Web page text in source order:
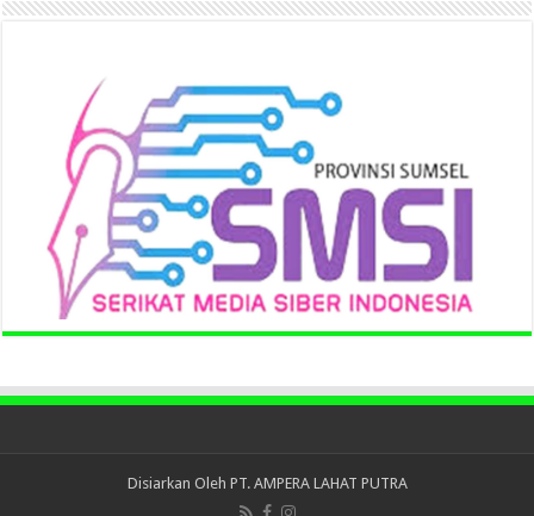
Disiarkan Oleh PT. AMPERA LAHAT PUTRA